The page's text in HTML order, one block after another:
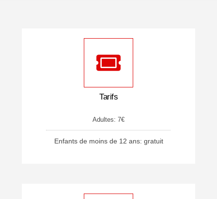
Tarifs
Adultes: 7€
Enfants de moins de 12 ans: gratuit